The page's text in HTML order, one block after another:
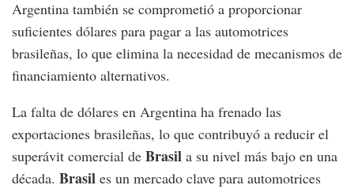
Argentina también se comprometió a proporcionar
suficientes dólares para pagar a las automotrices
brasileñas, lo que elimina la necesidad de mecanismos de
financiamiento alternativos.
La falta de dólares en Argentina ha frenado las
exportaciones brasileñas, lo que contribuyó a reducir el
superávit comercial de Brasil a su nivel más bajo en una
década. Brasil es un mercado clave para automotrices